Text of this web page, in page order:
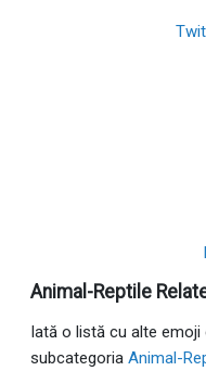
Animal-Reptile
Iată o listă cu alte emoji
subcategoria Animal-